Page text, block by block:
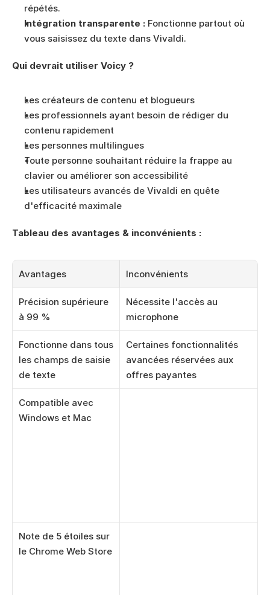
répétés.
Intégration transparente : Fonctionne partout où
vous saisissez du texte dans Vivaldi.
Qui devrait utiliser Voicy ?
Les créateurs de contenu et blogueurs
Les professionnels ayant besoin de rédiger du
contenu rapidement
Les personnes multilingues
Toute personne souhaitant réduire la frappe au
clavier ou améliorer son accessibilité
Les utilisateurs avancés de Vivaldi en quête
d'efficacité maximale
Tableau des avantages & inconvénients :
Avantages Inconvénients
Précision supérieure
à 99 %
Nécessite l'accès au
microphone
Fonctionne dans tous
les champs de saisie
de texte
Certaines fonctionnalités
avancées réservées aux
offres payantes
Compatible avec
Windows et Mac
Note de 5 étoiles sur
le Chrome Web Store